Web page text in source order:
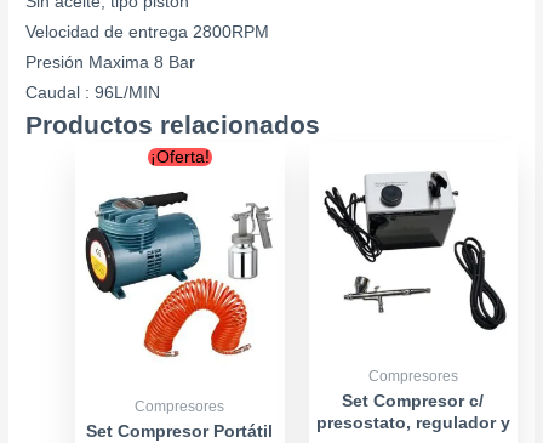
Velocidad de entrega 2800RPM
Presión Maxima 8 Bar
Caudal : 96L/MIN
Productos relacionados
¡Oferta!
Compresores
Set Compresor Portátil
Original
was:
$154.900.$139.900.
Compresores
Set Compresor c/
presostato, regulador y